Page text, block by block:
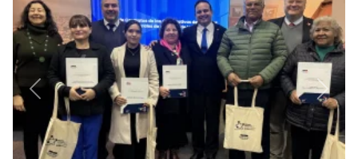
Anterior